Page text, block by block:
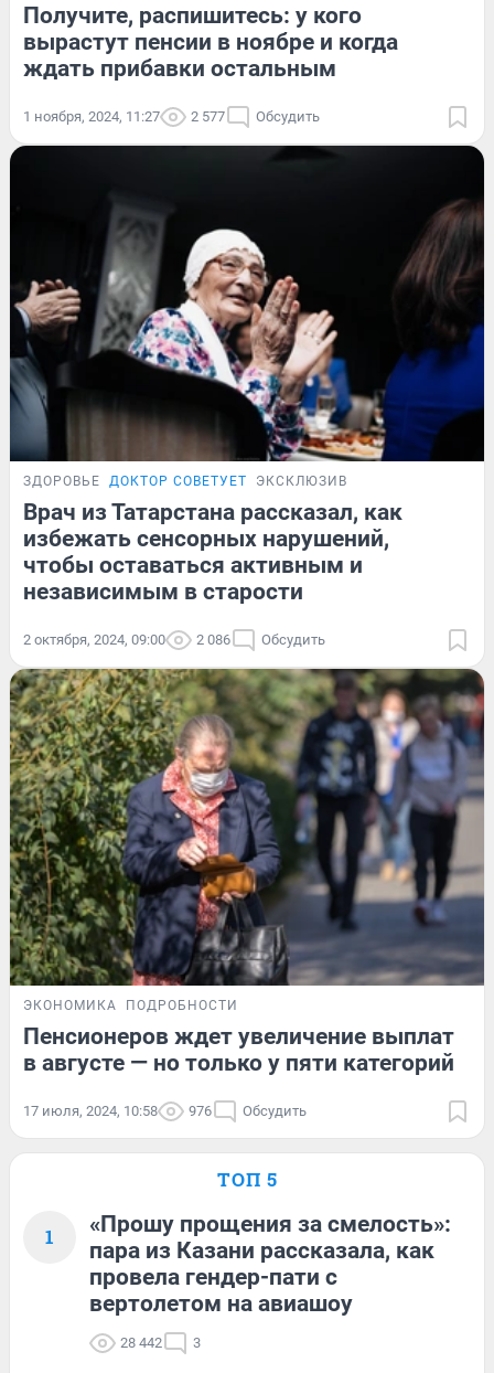
Получите, распишитесь: у кого
вырастут пенсии в ноябре и когда
ждать прибавки остальным
1 ноября, 2024, 11:27 2 577 Обсудить
ЗДОРОВЬЕ ДОКТОР СОВЕТУЕТ ЭКСКЛЮЗИВ
Врач из Татарстана рассказал, как
избежать сенсорных нарушений,
чтобы оставаться активным и
независимым в старости
2 октября, 2024, 09:00 2 086 Обсудить
ЭКОНОМИКА ПОДРОБНОСТИ
Пенсионеров ждет увеличение выплат
в августе — но только у пяти категорий
17 июля, 2024, 10:58 976 Обсудить
ТОП 5
1
«Прошу прощения за смелость»:
пара из Казани рассказала, как
провела гендер-пати с
вертолетом на авиашоу
28 442 3